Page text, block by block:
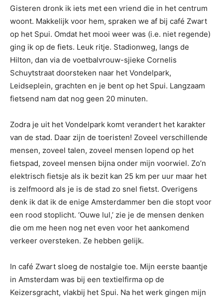
Gisteren dronk ik iets met een vriend die in het centrum
woont. Makkelijk voor hem, spraken we af bij café Zwart
op het Spui. Omdat het mooi weer was (i.e. niet regende)
ging ik op de fiets. Leuk ritje. Stadionweg, langs de
Hilton, dan via de voetbalvrouw-sjieke Cornelis
Schuytstraat doorsteken naar het Vondelpark,
Leidseplein, grachten en je bent op het Spui. Langzaam
fietsend nam dat nog geen 20 minuten.
Zodra je uit het Vondelpark komt verandert het karakter
van de stad. Daar zijn de toeristen! Zoveel verschillende
mensen, zoveel talen, zoveel mensen lopend op het
fietspad, zoveel mensen bijna onder mijn voorwiel. Zo’n
elektrisch fietsje als ik bezit kan 25 km per uur maar het
is zelfmoord als je is de stad zo snel fietst. Overigens
denk ik dat ik de enige Amsterdammer ben die stopt voor
een rood stoplicht. ‘Ouwe lul,’ zie je de mensen denken
die om me heen nog net even voor het aankomend
verkeer oversteken. Ze hebben gelijk.
In café Zwart sloeg de nostalgie toe. Mijn eerste baantje
in Amsterdam was bij een textielfirma op de
Keizersgracht, vlakbij het Spui. Na het werk gingen mijn